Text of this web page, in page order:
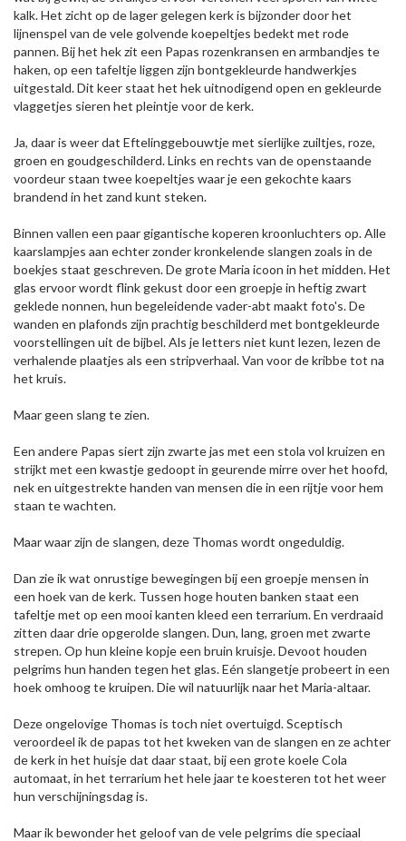
kalk. Het zicht op de lager gelegen kerk is bijzonder door het
lijnenspel van de vele golvende koepeltjes bedekt met rode
pannen. Bij het hek zit een Papas rozenkransen en armbandjes te
haken, op een tafeltje liggen zijn bontgekleurde handwerkjes
uitgestald. Dit keer staat het hek uitnodigend open en gekleurde
vlaggetjes sieren het pleintje voor de kerk.
Ja, daar is weer dat Eftelinggebouwtje met sierlijke zuiltjes, roze,
groen en goudgeschilderd. Links en rechts van de openstaande
voordeur staan twee koepeltjes waar je een gekochte kaars
brandend in het zand kunt steken.
Binnen vallen een paar gigantische koperen kroonluchters op. Alle
kaarslampjes aan echter zonder kronkelende slangen zoals in de
boekjes staat geschreven. De grote Maria icoon in het midden. Het
glas ervoor wordt flink gekust door een groepje in heftig zwart
geklede nonnen, hun begeleidende vader-abt maakt foto's. De
wanden en plafonds zijn prachtig beschilderd met bontgekleurde
voorstellingen uit de bijbel. Als je letters niet kunt lezen, lezen de
verhalende plaatjes als een stripverhaal. Van voor de kribbe tot na
het kruis.
Maar geen slang te zien.
Een andere Papas siert zijn zwarte jas met een stola vol kruizen en
strijkt met een kwastje gedoopt in geurende mirre over het hoofd,
nek en uitgestrekte handen van mensen die in een rijtje voor hem
staan te wachten.
Maar waar zijn de slangen, deze Thomas wordt ongeduldig.
Dan zie ik wat onrustige bewegingen bij een groepje mensen in
een hoek van de kerk. Tussen hoge houten banken staat een
tafeltje met op een mooi kanten kleed een terrarium. En verdraaid
zitten daar drie opgerolde slangen. Dun, lang, groen met zwarte
strepen. Op hun kleine kopje een bruin kruisje. Devoot houden
pelgrims hun handen tegen het glas. Eén slangetje probeert in een
hoek omhoog te kruipen. Die wil natuurlijk naar het Maria-altaar.
Deze ongelovige Thomas is toch niet overtuigd. Sceptisch
veroordeel ik de papas tot het kweken van de slangen en ze achter
de kerk in het huisje dat daar staat, bij een grote koele Cola
automaat, in het terrarium het hele jaar te koesteren tot het weer
hun verschijningsdag is.
Maar ik bewonder het geloof van de vele pelgrims die speciaal